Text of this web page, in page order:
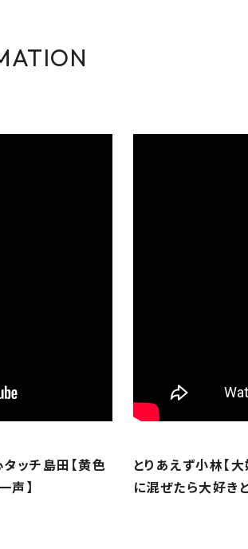
ッチ島田【黄色
声】
とりあえず小林【
に混ぜたら大好き